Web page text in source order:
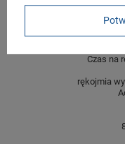
Czas na
rękojmia